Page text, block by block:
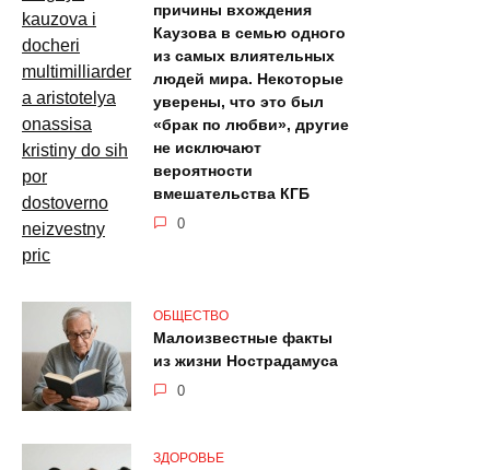
причины вхождения
Каузова в семью одного
из самых влиятельных
людей мира. Некоторые
уверены, что это был
«брак по любви», другие
не исключают
вероятности
вмешательства КГБ
0
ОБЩЕСТВО
Малоизвестные факты
из жизни Нострадамуса
0
ЗДОРОВЬЕ